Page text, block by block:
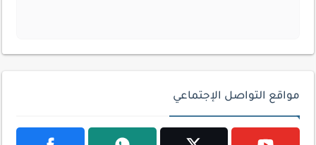
مواقع التواصل الإجتماعي